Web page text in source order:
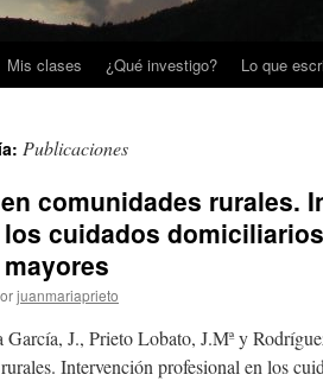
Mis clases ¿Qué investigo? Lo que
Publicaciones
comunidades rurales.
cuidados
juanmariaprieto
J., Prieto Lobato, J.Mª y
Intervención profesional en los